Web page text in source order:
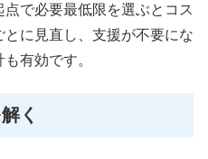
で必要最低限を選ぶとコス
とに見直し、支援が不要にな
有効です。
く